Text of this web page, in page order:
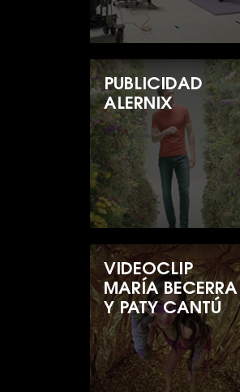
PUBLICIDAD
ALERNIX
VIDEOCLIP
MARÍA BECERRA
Y PATY CANTÚ